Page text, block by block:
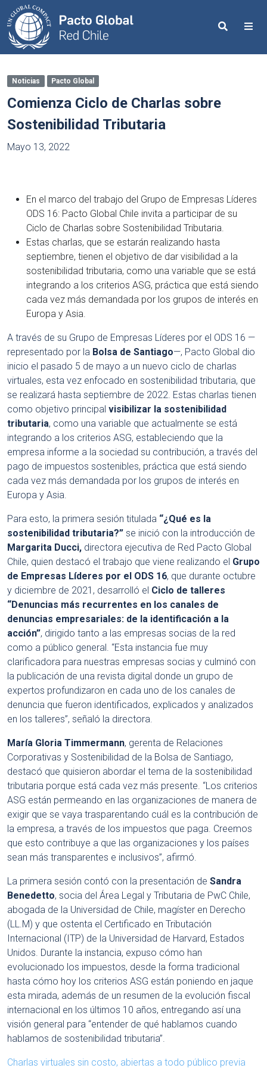
Search
Noticias Pacto Global
Comienza Ciclo de Charlas sobre
Sostenibilidad Tributaria
Mayo 13, 2022
En el marco del trabajo del Grupo de Empresas Líderes
ODS 16: Pacto Global Chile invita a participar de su
Ciclo de Charlas sobre Sostenibilidad Tributaria.
Estas charlas, que se estarán realizando hasta
septiembre, tienen el objetivo de dar visibilidad a la
sostenibilidad tributaria, como una variable que se está
integrando a los criterios ASG, práctica que está siendo
cada vez más demandada por los grupos de interés en
Europa y Asia.
A través de su Grupo de Empresas Líderes por el ODS 16 —
representado por la Bolsa de Santiago—, Pacto Global dio
inicio el pasado 5 de mayo a un nuevo ciclo de charlas
virtuales, esta vez enfocado en sostenibilidad tributaria, que
se realizará hasta septiembre de 2022. Estas charlas tienen
como objetivo principal visibilizar la sostenibilidad
tributaria, como una variable que actualmente se está
integrando a los criterios ASG, estableciendo que la
empresa informe a la sociedad su contribución, a través del
pago de impuestos sostenibles, práctica que está siendo
cada vez más demandada por los grupos de interés en
Europa y Asia.
Para esto, la primera sesión titulada “¿Qué es la
sostenibilidad tributaria?” se inició con la introducción de
Margarita Ducci, directora ejecutiva de Red Pacto Global
Chile, quien destacó el trabajo que viene realizando el Grupo
de Empresas Líderes por el ODS 16, que durante octubre
y diciembre de 2021, desarrolló el Ciclo de talleres
“Denuncias más recurrentes en los canales de
denuncias empresariales: de la identificación a la
acción”, dirigido tanto a las empresas socias de la red
como a público general. “Esta instancia fue muy
clarificadora para nuestras empresas socias y culminó con
la publicación de una revista digital donde un grupo de
expertos profundizaron en cada uno de los canales de
denuncia que fueron identificados, explicados y analizados
en los talleres”, señaló la directora.
María Gloria Timmermann, gerenta de Relaciones
Corporativas y Sostenibilidad de la Bolsa de Santiago,
destacó que quisieron abordar el tema de la sostenibilidad
tributaria porque está cada vez más presente. “Los criterios
ASG están permeando en las organizaciones de manera de
exigir que se vaya trasparentando cuál es la contribución de
la empresa, a través de los impuestos que paga. Creemos
que esto contribuye a que las organizaciones y los países
sean más transparentes e inclusivos”, afirmó.
La primera sesión contó con la presentación de Sandra
Benedetto, socia del Área Legal y Tributaria de PwC Chile,
abogada de la Universidad de Chile, magíster en Derecho
(LL.M) y que ostenta el Certificado en Tributación
Internacional (ITP) de la Universidad de Harvard, Estados
Unidos. Durante la instancia, expuso cómo han
evolucionado los impuestos, desde la forma tradicional
hasta cómo hoy los criterios ASG están poniendo en jaque
esta mirada, además de un resumen de la evolución fiscal
internacional en los últimos 10 años, entregando así una
visión general para “entender de qué hablamos cuando
hablamos de sostenibilidad tributaria”.
Charlas virtuales sin costo, abiertas a todo público previa